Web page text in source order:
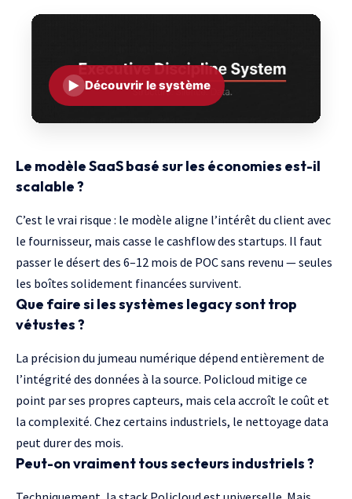
▶ Découvrir le système
Le modèle SaaS basé sur les économies est-il
scalable ?
C’est le vrai risque : le modèle aligne l’intérêt du client avec
le fournisseur, mais casse le cashflow des startups. Il faut
passer le désert des 6–12 mois de POC sans revenu — seules
les boîtes solidement financées survivent.
Que faire si les systèmes legacy sont trop
vétustes ?
La précision du jumeau numérique dépend entièrement de
l’intégrité des données à la source. Policloud mitige ce
point par ses propres capteurs, mais cela accroît le coût et
la complexité. Chez certains industriels, le nettoyage data
peut durer des mois.
Peut-on vraiment tous secteurs industriels ?